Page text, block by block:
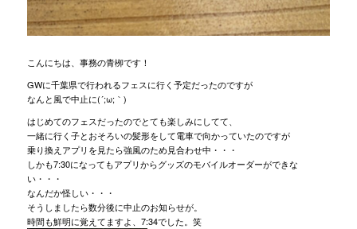
こんにちは、事務の青栁です！
GWに千葉県で行われるフェスに行く予定だったのですが
なんと風で中止に(´;ω;｀)
はじめてのフェスだったのでとても楽しみにしてて、
一緒に行く子とおそろいの髪形をして電車で向かっていたのですが
乗り換えアプリを見たら強風のため見合わせ中・・・
しかも7:30になってもアプリからグッズのモバイルオーダーができな
い・・・
なんだか怪しい・・・
そうしましたら数分後に中止のお知らせが。
時間も鮮明に覚えてますよ、7:34でした。笑